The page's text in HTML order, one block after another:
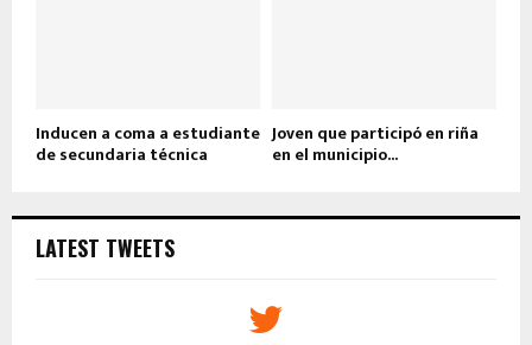
Inducen a coma a estudiante
de secundaria técnica
Joven que participó en riña
en el municipio...
LATEST TWEETS